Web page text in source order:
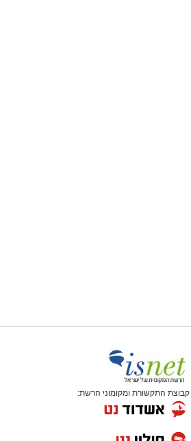
קבוצת התקשורת ומקומוני הרשת: